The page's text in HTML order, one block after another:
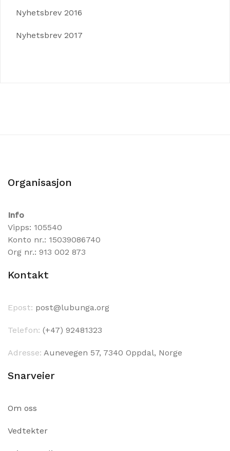
Nyhetsbrev 2016
Nyhetsbrev 2017
Organisasjon
Info
Vipps: 105540
Konto nr.: 15039086740
Org nr.: 913 002 873
Kontakt
Epost: post@lubunga.org
Telefon: (+47) 92481323
Adresse: Aunevegen 57, 7340 Oppdal, Norge
Snarveier
Om oss
Vedtekter